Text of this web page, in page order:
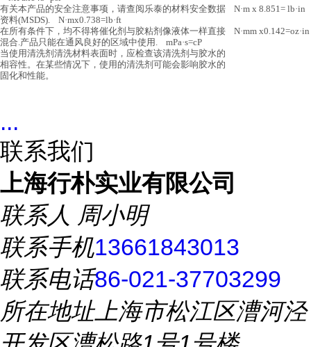
有关本产品的安全注意事项，请查阅乐泰的材料安全数据 N·m x 8.851= lb·in
资料(MSDS). N·mx0.738=lb·ft
在所有条件下，均不得将催化剂与胶粘剂像液体一样直接 N·mm x0.142=oz·in
混合.产品只能在通风良好的区域中使用. mPa·s=cP
当使用清洗剂清洗材料表面时，应检查该清洗剂与胶水的
相容性。在某些情况下，使用的清洗剂可能会影响胶水的
固化和性能。
...
联系我们
上海行朴实业有限公司
联系人 周小明
联系手机13661843013
联系电话86-021-37703299
所在地址上海市松江区漕河泾